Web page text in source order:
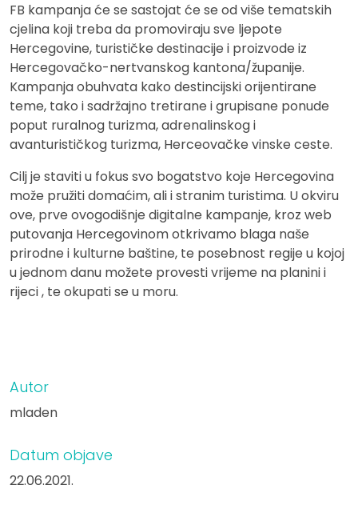
FB kampanja će se sastojat će se od više tematskih
cjelina koji treba da promoviraju sve ljepote
Hercegovine, turističke destinacije i proizvode iz
Hercegovačko-nertvanskog kantona/županije.
Kampanja obuhvata kako destincijski orijentirane
teme, tako i sadržajno tretirane i grupisane ponude
poput ruralnog turizma, adrenalinskog i
avanturističkog turizma, Herceovačke vinske ceste.
Cilj je staviti u fokus svo bogatstvo koje Hercegovina
može pružiti domaćim, ali i stranim turistima. U okviru
ove, prve ovogodišnje digitalne kampanje, kroz web
putovanja Hercegovinom otkrivamo blaga naše
prirodne i kulturne baštine, te posebnost regije u kojoj
u jednom danu možete provesti vrijeme na planini i
rijeci , te okupati se u moru.
Autor
mladen
Datum objave
22.06.2021.